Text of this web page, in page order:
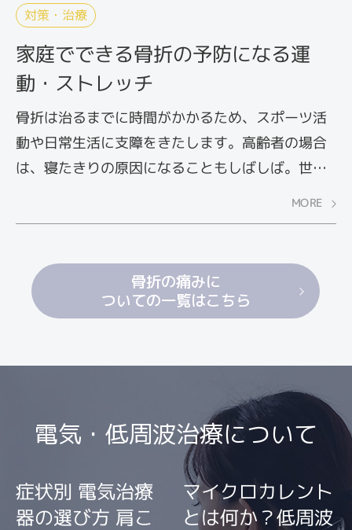
対策・治療
家庭でできる骨折の予防になる運
動・ストレッチ
骨折は治るまでに時間がかかるため、スポーツ活
動や日常生活に支障をきたします。高齢者の場合
は、寝たきりの原因になることもしばしば。世代
を問わず、骨折は避けたいですね。骨折を未然に
防ぐには、ケガをしにくいからだ作りが重要で
動・ストレッチをご紹介します。
MORE
骨折の痛みに
ついての一覧はこちら
電気・低周波治療について
症状別 電気治療
器の選び方 肩こ
マイクロカレント
とは何か？低周波